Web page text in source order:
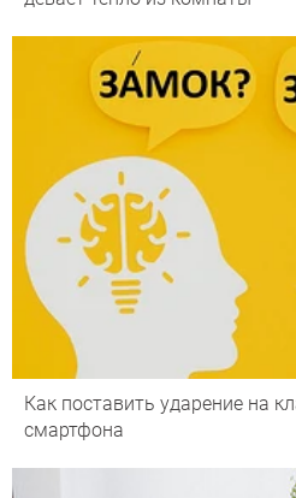
Как поставить ударение на
смартфона